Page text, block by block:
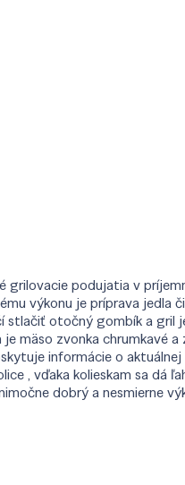
podujatia v
výkonu je príprava
otočný gombík a gril
mäso zvonka chrumkavé
informácie o
, vďaka kolieskam sa
dobrý a nesmierne